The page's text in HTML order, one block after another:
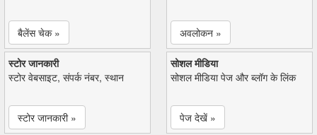
बैलेंस चेक » अवलोकन »
स्टोर जानकारी
स्टोर वेबसाइट, संपर्क नंबर, स्थान
स्टोर जानकारी »
सोशल मीडिया
सोशल मीडिया पेज और ब्लॉग के लिंक
पेज देखें »